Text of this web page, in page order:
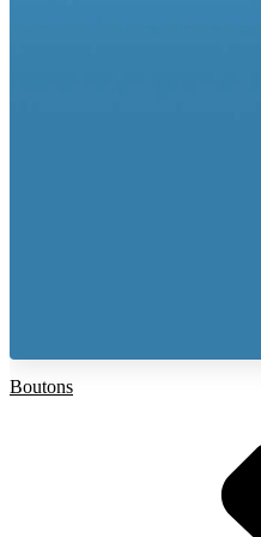
Boutons